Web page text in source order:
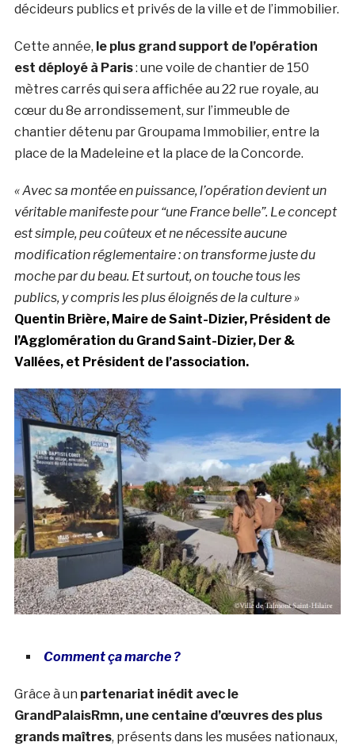
décideurs publics et privés de la ville et de l’immobilier.
Cette année, le plus grand support de l’opération
est déployé à Paris: une voile de chantier de 150
mètres carrés qui sera affichée au 22 rue royale, au
cœur du 8e arrondissement, sur l’immeuble de
chantier détenu par Groupama Immobilier, entre la
place de la Madeleine et la place de la Concorde.
« Avec sa montée en puissance, l’opération devient un
véritable manifeste pour “une France belle”. Le concept
est simple, peu coûteux et ne nécessite aucune
modificationréglementaire : on transforme juste du
moche par du beau. Et surtout, on touche tous les
publics, y compris les plus éloignés de la culture »
Quentin Brière, Maire de Saint-Dizier, Président de
l’Agglomération du Grand Saint-Dizier, Der &
Vallées, et Président de l’association.
Comment ça marche ?
Grâce à un partenariat inédit avec le
GrandPalaisRmn, une centaine d’œuvres des plus
grands maîtres, présents dans les musées nationaux,